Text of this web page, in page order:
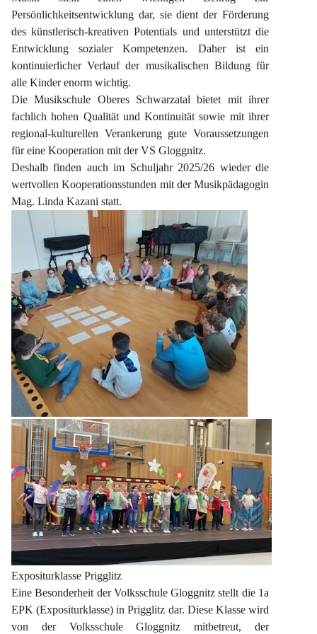
Persönlichkeitsentwicklung dar, sie dient der Förderung
des künstlerisch-kreativen Potentials und unterstützt die
Entwicklung sozialer Kompetenzen. Daher ist ein
kontinuierlicher Verlauf der musikalischen Bildung für
alle Kinder enorm wichtig.
Die Musikschule Oberes Schwarzatal bietet mit ihrer
fachlich hohen Qualität und Kontinuität sowie mit ihrer
regional-kulturellen Verankerung gute Voraussetzungen
für eine Kooperation mit der VS Gloggnitz.
Deshalb finden auch im Schuljahr 2025/26 wieder die
wertvollen Kooperationsstunden mit der Musikpädagogin
Mag. Linda Kazani statt.
Expositurklasse Prigglitz
Eine Besonderheit der Volksschule Gloggnitz stellt die 1a
EPK (Expositurklasse) in Prigglitz dar. Diese Klasse wird
von der Volksschule Gloggnitz mitbetreut, der